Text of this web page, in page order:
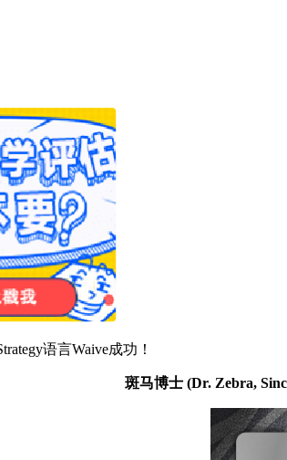
语言Waive成功！
斑马博士(Dr. Zebra,